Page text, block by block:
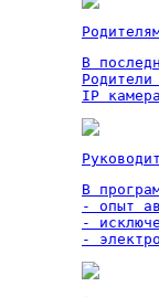
В
IP
В
- опыт
-
-